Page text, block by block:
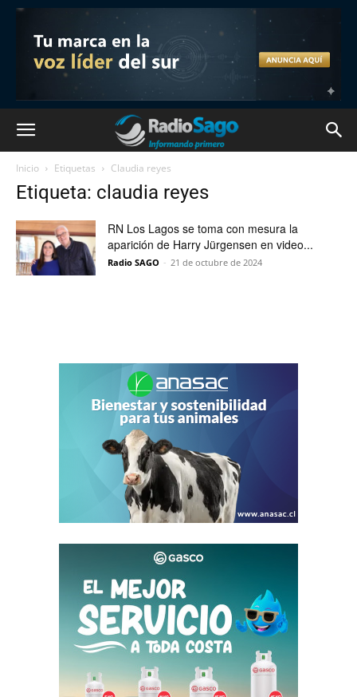
Inicio Etiquetas Claudia reyes
Etiqueta: claudia reyes
RN Los Lagos se toma con mesura la
aparición de Harry Jürgensen en video...
Radio SAGO - 21 de octubre de 2024